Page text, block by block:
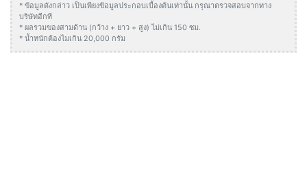
* ข้อมูลดังกล่าว เป็นเพียงข้อมูลประกอบเบื้องต้นเท่านั้น กรุณาตรวจสอบจากทาง
บริษัทอีกที
* ผลรวมของสามด้าน (กว้าง + ยาว + สูง) ไม่เกิน 150 ซม.
* น้ำหนักต้องไมเกิน 20,000 กรัม